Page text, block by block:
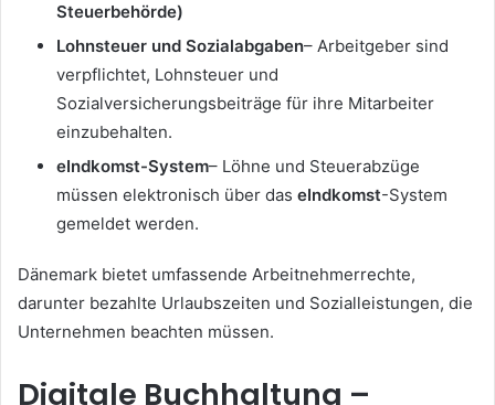
Steuerbehörde)
Lohnsteuer und Sozialabgaben– Arbeitgeber sind
verpflichtet, Lohnsteuer und
Sozialversicherungsbeiträge für ihre Mitarbeiter
einzubehalten.
eIndkomst-System– Löhne und Steuerabzüge
müssen elektronisch über das eIndkomst-System
gemeldet werden.
Dänemark bietet umfassende Arbeitnehmerrechte,
darunter bezahlte Urlaubszeiten und Sozialleistungen, die
Unternehmen beachten müssen.
Digitale Buchhaltung –